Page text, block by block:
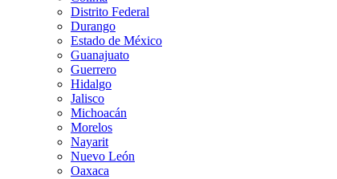
Distrito Federal
Durango
Estado de México
Guanajuato
Guerrero
Hidalgo
Jalisco
Michoacán
Morelos
Nayarit
Nuevo León
Oaxaca